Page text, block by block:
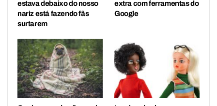
estava debaixo do nosso
nariz está fazendo fãs
surtarem
extra com ferramentas do
Google